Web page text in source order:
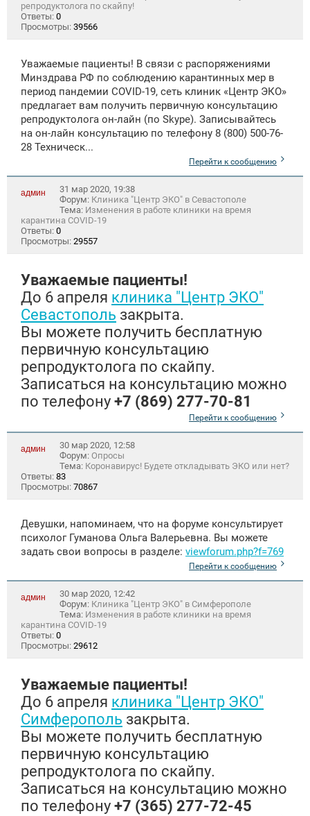
репродуктолога по скайпу!
Ответы: 0
Просмотры: 39566
Уважаемые пациенты! В связи с распоряжениями
Минздрава РФ по соблюдению карантинных мер в
период пандемии COVID-19, сеть клиник «Центр ЭКО»
предлагает вам получить первичную консультацию
репродуктолога он-лайн (по Skype). Записывайтесь
на он-лайн консультацию по телефону 8 (800) 500-76-
28 Техническ...
Перейти к сообщению
админ
31 мар 2020, 19:38
Форум: Клиника "Центр ЭКО" в Севастополе
Тема: Изменения в работе клиники на время
карантина COVID-19
Ответы: 0
Просмотры: 29557
Уважаемые пациенты!
До 6 апреля клиника "Центр ЭКО"
Севастополь закрыта.
Вы можете получить бесплатную
первичную консультацию
репродуктолога по скайпу.
Записаться на консультацию можно
по телефону +7 (869) 277-70-81
Перейти к сообщению
админ
30 мар 2020, 12:58
Форум: Опросы
Тема: Коронавирус! Будете откладывать ЭКО или нет?
Ответы: 83
Просмотры: 70867
Девушки, напоминаем, что на форуме консультирует
психолог Гуманова Ольга Валерьевна. Вы можете
задать свои вопросы в разделе: viewforum.php?f=769
Перейти к сообщению
админ
30 мар 2020, 12:42
Форум: Клиника "Центр ЭКО" в Симферополе
Тема: Изменения в работе клиники на время
карантина COVID-19
Ответы: 0
Просмотры: 29612
Уважаемые пациенты!
До 6 апреля клиника "Центр ЭКО"
Симферополь закрыта.
Вы можете получить бесплатную
первичную консультацию
репродуктолога по скайпу.
Записаться на консультацию можно
по телефону +7 (365) 277-72-45